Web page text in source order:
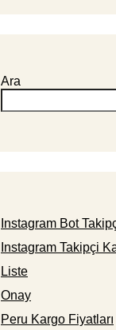
Ara
Instagram Bot
Instagram Takipçi
Liste
Onay
Peru Kargo Fiyatları